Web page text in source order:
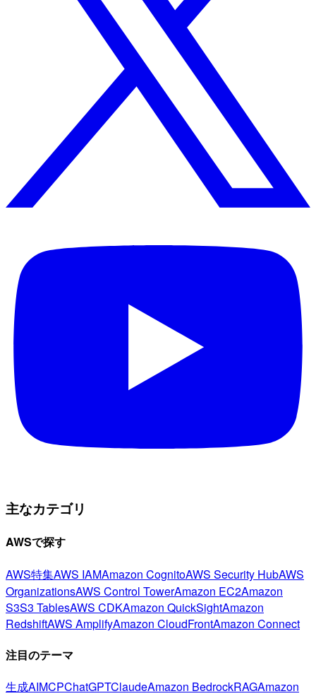
主なカテゴリ
AWSで探す
AWS特集AWS IAMAmazon CognitoAWS Security HubAWS
OrganizationsAWS Control TowerAmazon EC2Amazon
S3S3 TablesAWS CDKAmazon QuickSightAmazon
RedshiftAWS AmplifyAmazon CloudFrontAmazon Connect
注目のテーマ
生成AIMCPChatGPTClaudeAmazon BedrockRAGAmazon